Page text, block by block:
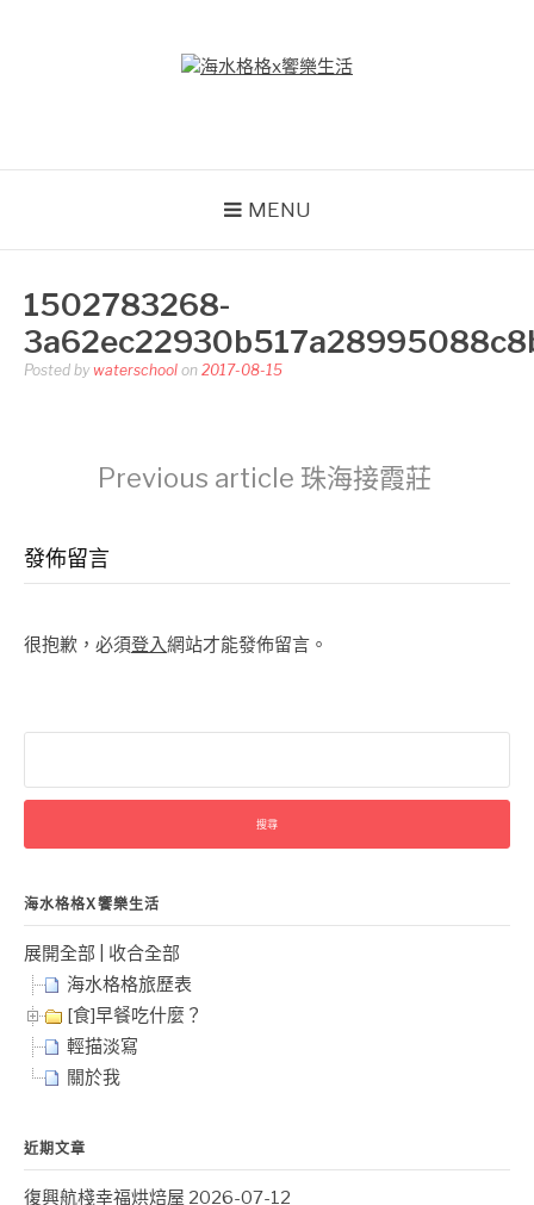
MENU
1502783268-
Posted by waterschool on 2017-08-15
Continue
Reading
Previous article 珠海接霞莊
發佈留言
很抱歉，必須登入網站才能發佈留言。
關
字:
海水格格X饗樂生活
展開全部
收合全部
海水格格旅歷表
[食]早餐吃什麼？
輕描淡寫
關於我
近期文章
復興航棧幸福烘焙屋 2026-07-12